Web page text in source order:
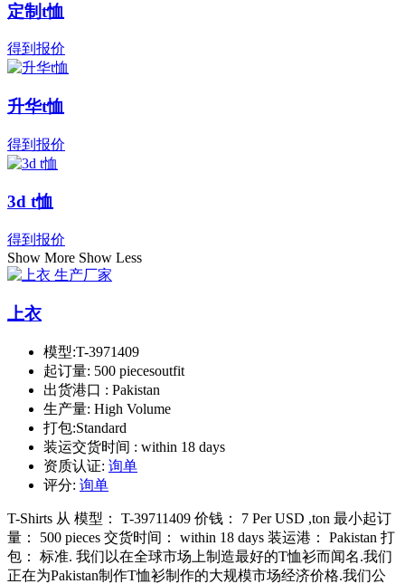
定制t恤
得到报价
升华t恤
得到报价
3d t恤
得到报价
Show More Show Less
上衣
模型:T-3971409
起订量: 500 piecesoutfit
出货港口 : Pakistan
生产量: High Volume
打包:Standard
装运交货时间 : within 18 days
资质认证: 询单
评分: 询单
T-Shirts 从 模型： T-39711409 价钱： 7 Per USD ,ton 最小起订
量： 500 pieces 交货时间： within 18 days 装运港： Pakistan 打
包： 标准. 我们以在全球市场上制造最好的T恤衫而闻名.我们
正在为Pakistan制作T恤衫制作的大规模市场经济价格.我们公